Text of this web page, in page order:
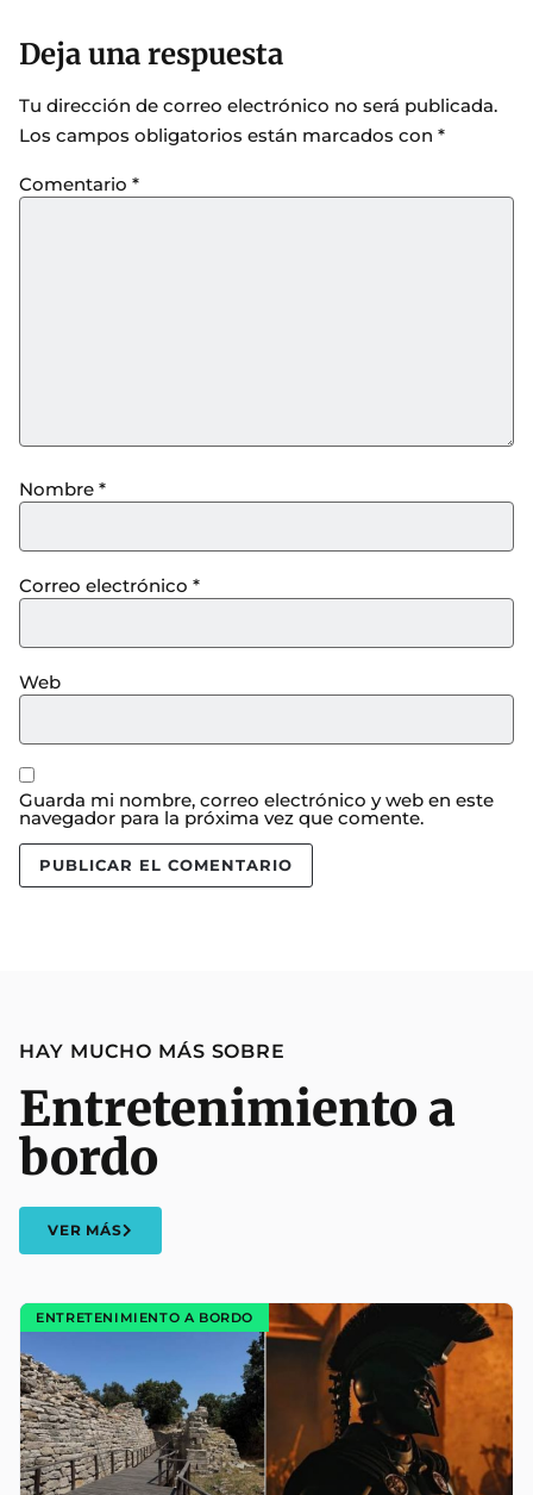
Deja una respuesta
Tu dirección de correo electrónico no será publicada.
Los campos obligatorios están marcados con *
Comentario *
Nombre *
Correo electrónico *
Web
Guarda mi nombre, correo electrónico y web en este
navegador para la próxima vez que comente.
HAY MUCHO MÁS SOBRE
Entretenimiento a
bordo
VER MÁS
ENTRETENIMIENTO A BORDO